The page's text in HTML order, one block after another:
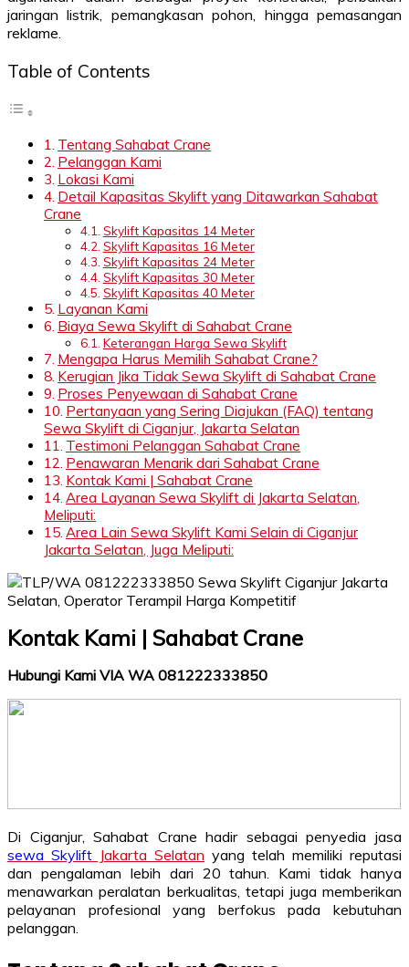
jaringan listrik, pemangkasan pohon, hingga pemasangan
reklame.
Table of Contents
Tentang Sahabat Crane
Pelanggan Kami
Lokasi Kami
Detail Kapasitas Skylift yang Ditawarkan Sahabat
Crane
Skylift Kapasitas 14 Meter
Skylift Kapasitas 16 Meter
Skylift Kapasitas 24 Meter
Skylift Kapasitas 30 Meter
Skylift Kapasitas 40 Meter
Layanan Kami
Biaya Sewa Skylift di Sahabat Crane
Keterangan Harga Sewa Skylift
Mengapa Harus Memilih Sahabat Crane?
Kerugian Jika Tidak Sewa Skylift di Sahabat Crane
Proses Penyewaan di Sahabat Crane
Pertanyaan yang Sering Diajukan (FAQ) tentang
Sewa Skylift di Ciganjur, Jakarta Selatan
Testimoni Pelanggan Sahabat Crane
Penawaran Menarik dari Sahabat Crane
Kontak Kami | Sahabat Crane
Area Layanan Sewa Skylift di Jakarta Selatan,
Meliputi:
Area Lain Sewa Skylift Kami Selain di Ciganjur
Jakarta Selatan, Juga Meliputi:
Kontak Kami | Sahabat Crane
Hubungi Kami VIA WA 081222333850
Di Ciganjur, Sahabat Crane hadir sebagai penyedia jasa
sewa Skylift Jakarta Selatan yang telah memiliki reputasi
dan pengalaman lebih dari 20 tahun. Kami tidak hanya
menawarkan peralatan berkualitas, tetapi juga memberikan
pelayanan profesional yang berfokus pada kebutuhan
pelanggan.